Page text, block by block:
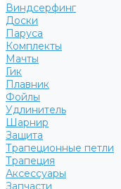
Виндсерфинг
Доски
Паруса
Комплекты
Мачты
Гик
Плавник
Фойлы
Удлинитель
Шарнир
Защита
Трапеционные петли
Трапеция
Аксессуары
Запчасти